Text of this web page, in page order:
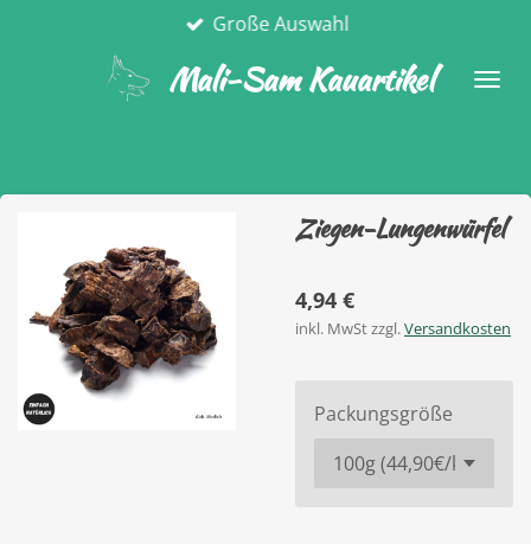
Hauptinhalt
Mali-Sam Kauartikel
Große Auswahl
Ziegen-Lungenwürfel
4,94 €
inkl. MwSt zzgl.Versandkosten
Packungsgröße